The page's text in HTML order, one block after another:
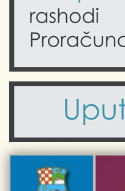
Obrazovanje
Komunalne usluge
Civilni sektor (arhiva udruga)
Sport i rekreacija
Fotogalerije
Kalendar događanja
Turistička zajednica otoka
Kulturno-turistička ruta
Dar iz Krka